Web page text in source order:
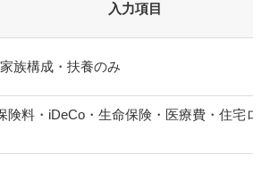
入力項目
族構成・扶養のみ
険料・iDeCo・生命保険・医療費・住宅